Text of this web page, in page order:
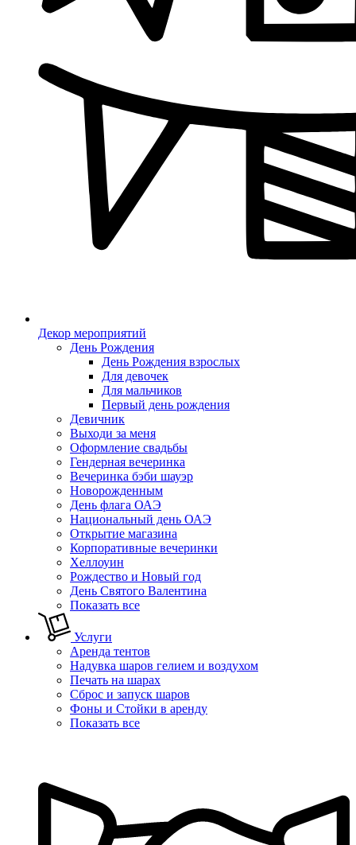
Декор мероприятий
День Рождения
День Рождения взрослых
Для девочек
Для мальчиков
Первый день рождения
Девичник
Выходи за меня
Оформление свадьбы
Гендерная вечеринка
Вечеринка бэби шауэр
Новорожденным
День флага ОАЭ
Национальный день ОАЭ
Открытие магазина
Корпоративные вечеринки
Хеллоуин
Рождество и Новый год
День Святого Валентина
Показать все
Услуги
Аренда тентов
Надувка шаров гелием и воздухом
Печать на шарах
Сброс и запуск шаров
Фоны и Стойки в аренду
Показать все